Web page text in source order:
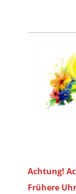
Achtung!
Frühere